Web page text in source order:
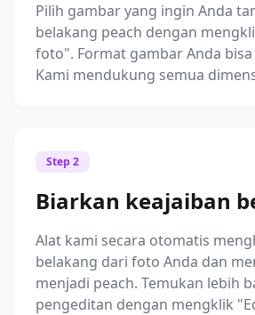
Pilih gambar yang ingin Anda
belakang peach dengan
foto". Format gambar Anda bisa
Kami mendukung semua
Step 2
Biarkan keajaiban
Alat kami secara otomatis
belakang dari foto Anda dan
menjadi peach. Temukan lebih
pengeditan dengan mengklik